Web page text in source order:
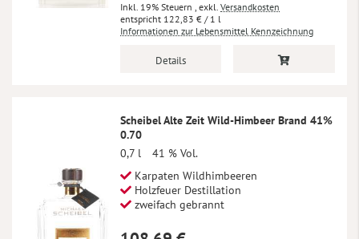
Inkl. 19% Steuern , exkl. Versandkosten
122,83 € / 1 l
Informationen zur Lebensmittel Kennzeichnung
Details
Scheibel Alte Zeit Wild-Himbeer Brand 41%
0.70
0,7 l
41 % Vol.
Karpaten Wildhimbeeren
Holzfeuer Destillation
zweifach gebrannt